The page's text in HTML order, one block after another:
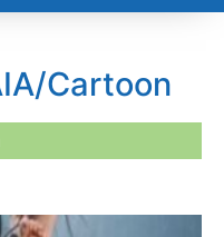
Cartoon